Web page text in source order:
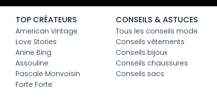
CGV
Confidentialité
Cookies
TOP CRÉATEURS
American Vintage
Love Stories
Anine Bing
Assouline
Pascale Monvoisin
Forte Forte
CONSEILS & ASTUCES
Tous les conseils mode
Conseils vêtements
Conseils bijoux
Conseils chaussures
Conseils sacs